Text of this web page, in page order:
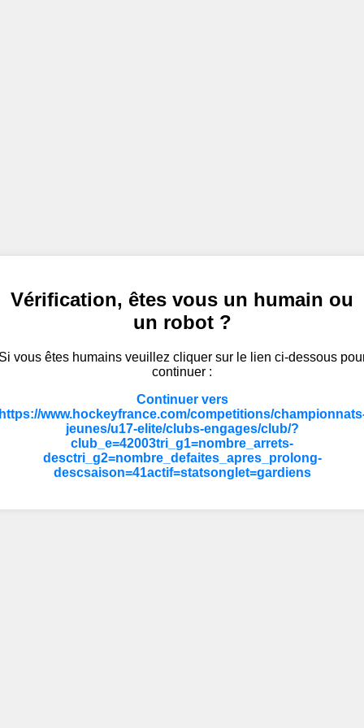
Vérification, êtes vous un humain ou
un robot ?
vous êtes humains veuillez cliquer sur le lien ci-dessous
continuer :
Continuer vers
www.hockeyfrance.com/competitions/
jeunes/u17-elite/clubs-engages/club/?
club_e=42003tri_g1=nombre_arrets-
desctri_g2=nombre_defaites_apres_prolong-
descsaison=41actif=statsonglet=gardiens